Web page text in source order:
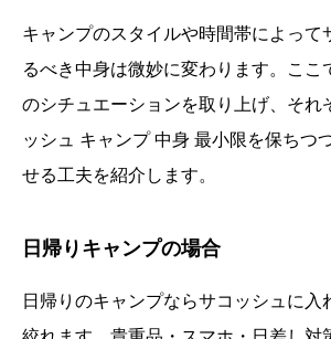
キャンプのスタイルや時間帯によって
るべき中身は微妙に変わります。ここ
のシチュエーションを取り上げ、それ
ッシュ キャンプ 中身 最小限を保ちつ
せる工夫を紹介します。
日帰りキャンプの場合
日帰りのキャンプならサコッシュに入